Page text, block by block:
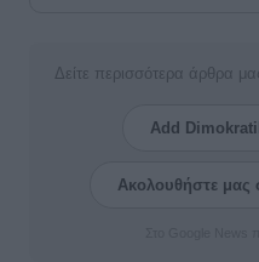
Δείτε περισσότερα άρθρα
Add
Ακολουθήστε